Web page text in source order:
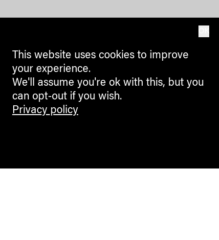
This website uses cookies to improve
your experience.
We'll assume you're ok with this, but you
can opt-out if you wish.
Privacy policy